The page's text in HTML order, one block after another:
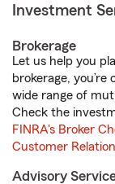
Investment
Brokerage
Let us help you
brokerage,
wide range of
Check the
FINRA's Broker
Customer
Advisory